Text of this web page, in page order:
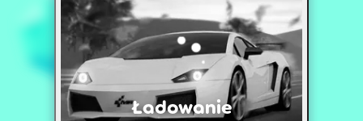
Ładowanie